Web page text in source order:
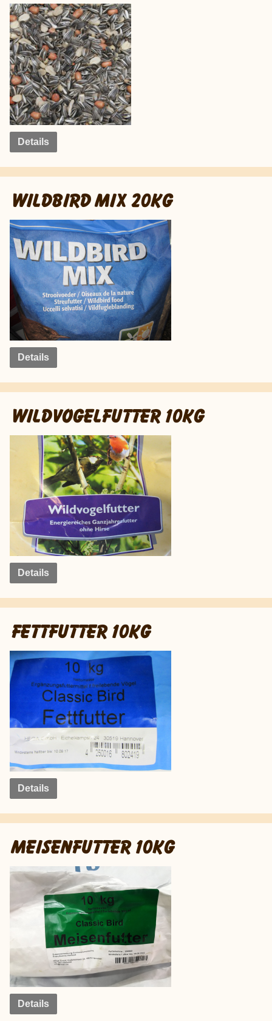
Details
WILDBIRD MIX 20KG
Details
WILDVOGELFUTTER 10KG
Details
FETTFUTTER 10KG
Details
MEISENFUTTER 10KG
Details